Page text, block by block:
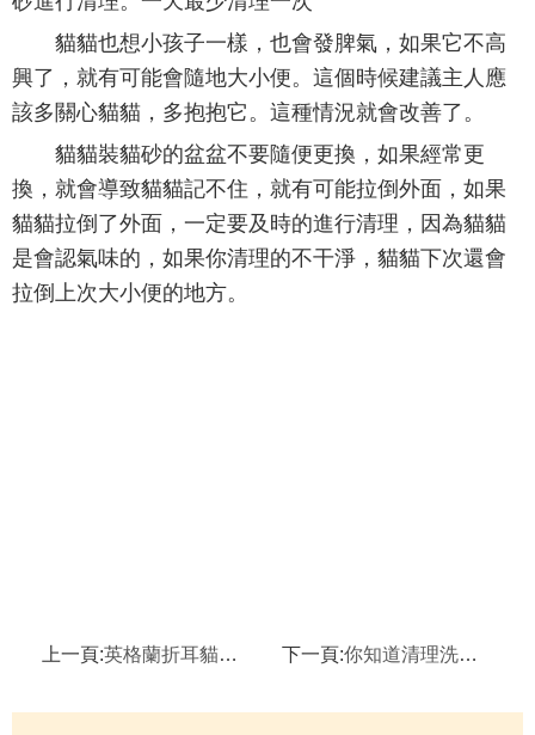
貓貓也想小孩子一樣，也會發脾氣，如果它不高
興了，就有可能會隨地大小便。這個時候建議主人應
該多關心貓貓，多抱抱它。這種情況就會改善了。
貓貓裝貓砂的盆盆不要隨便更換，如果經常更
換，就會導致貓貓記不住，就有可能拉倒外面，如果
貓貓拉倒了外面，一定要及時的進行清理，因為貓貓
是會認氣味的，如果你清理的不干淨，貓貓下次還會
拉倒上次大小便的地方。
上一頁:英格蘭折耳貓喂食要求,給折耳貓洗澡的方法 下一頁:你知道清理洗貓咪眼睛要用溫水嗎,貓咪的眼睛特點